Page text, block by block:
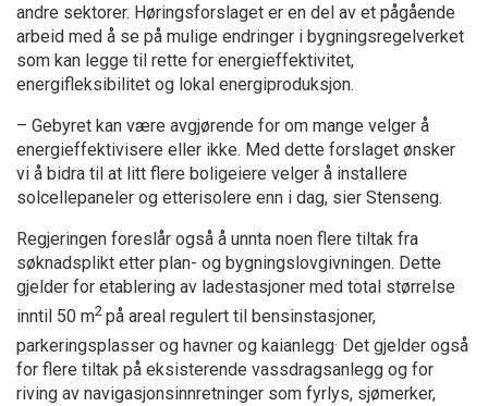
andre sektorer. Høringsforslaget er en del av et pågående
arbeid med å se på mulige endringer i bygningsregelverket
som kan legge til rette for energieffektivitet,
energifleksibilitet og lokal energiproduksjon.
– Gebyret kan være avgjørende for om mange velger å
energieffektivisere eller ikke. Med dette forslaget ønsker
vi å bidra til at litt flere boligeiere velger å installere
solcellepaneler og etterisolere enn i dag, sier Stenseng.
Regjeringen foreslår også å unnta noen flere tiltak fra
søknadsplikt etter plan- og bygningslovgivningen. Dette
gjelder for etablering av ladestasjoner med total størrelse
inntil 50 m2 på areal regulert til bensinstasjoner,
parkeringsplasser og havner og kaianlegg Det gjelder også
for flere tiltak på eksisterende vassdragsanlegg og for
riving av navigasjonsinnretninger som fyrlys, sjømerker,